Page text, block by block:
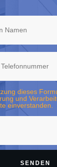
dieses
und
einverstanden.
SENDEN